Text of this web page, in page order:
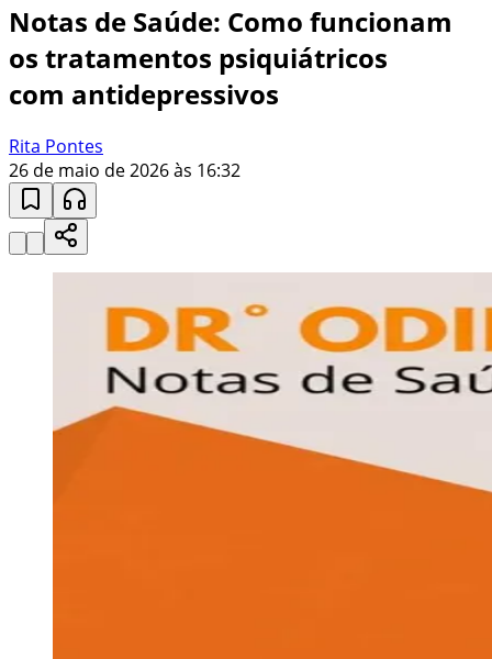
Notas de Saúde: Como funcionam
os tratamentos psiquiátricos
com antidepressivos
Rita Pontes
26 de maio de 2026 às 16:32